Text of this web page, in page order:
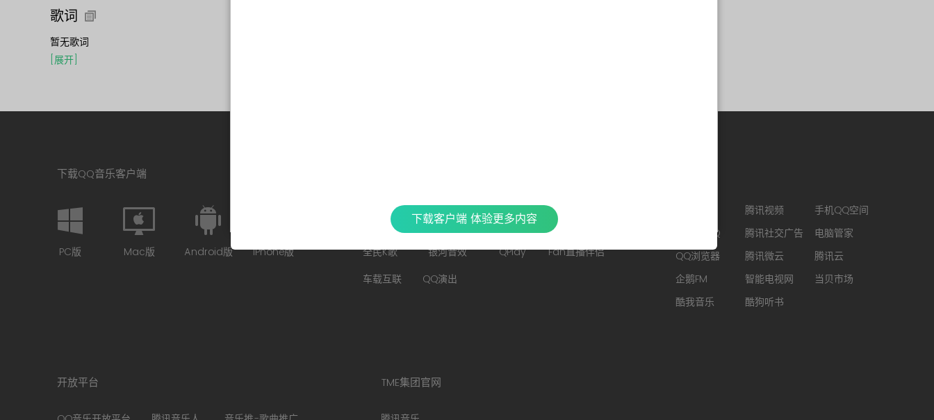
歌词
暂无歌词
[展开]
下载QQ音乐客户端
PC版 Mac版 Android版 iPhone版 全民K歌 银河音效 QPlay
Fan直播伴侣
车载互联
QQ演出
TME集团官网
腾讯视频
手机QQ空间
最新版QQ
腾讯社交广告
电脑管家
QQ浏览器
腾讯微云
腾讯云
企鹅FM
智能电视网
当贝市场
酷我音乐
酷狗听书
开放平台
下载客户端 体验更多内容